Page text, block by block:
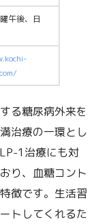
午後、日
る糖尿病外来を
治療の一環とし
1治療にも対
り、血糖コント
徴です。生活習
トしてくれるた